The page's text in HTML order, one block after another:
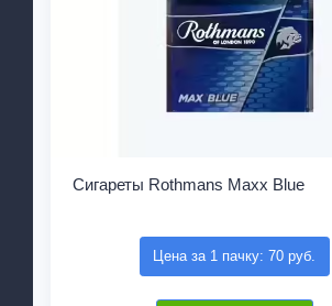
Сигареты Rothmans Maxx Blue
Цена за 1 пачку: 70 руб.